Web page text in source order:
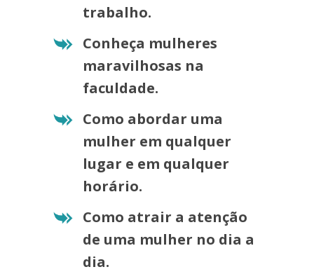
trabalho.
Conheça mulheres
maravilhosas na
faculdade.
Como abordar uma
mulher em qualquer
lugar e em qualquer
horário.
Como atrair a atenção
de uma mulher no dia a
dia.